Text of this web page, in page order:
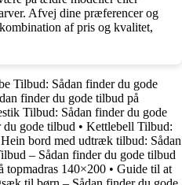
Afvej dine præferencer og
af pris og kvalitet,
Tilbud: Sådan finder du gode
finder du gode tilbud på
Tilbud: Sådan finder du gode
gode tilbud • Kettlebell Tilbud:
bord med udtræk tilbud: Sådan
– Sådan finder du gode tilbud
topmadras 140×200 • Guide til at